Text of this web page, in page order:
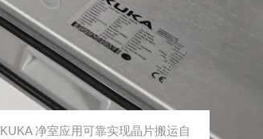
KUKA 净室应用可靠实现晶片搬运自